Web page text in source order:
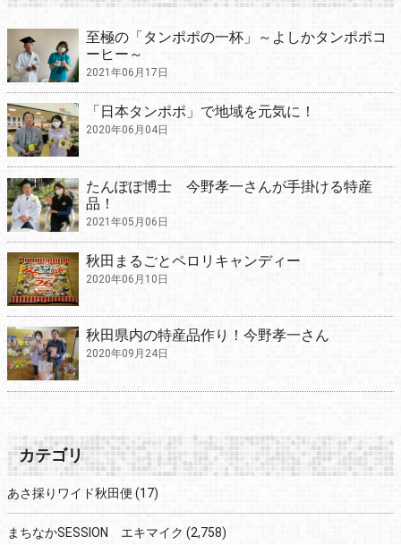
至極の「タンポポの一杯」～よしかタンポポコ
ーヒー～
2021年06月17日
「日本タンポポ」で地域を元気に！
2020年06月04日
たんぽぽ博士 今野孝一さんが手掛ける特産
品！
2021年05月06日
秋田まるごとペロリキャンディー
2020年06月10日
秋田県内の特産品作り！今野孝一さん
2020年09月24日
カテゴリ
あさ採りワイド秋田便 (17)
まちなかSESSION エキマイク (2,758)